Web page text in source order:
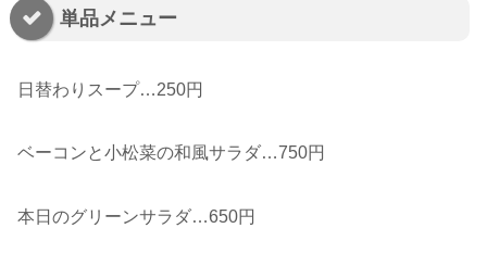
単品メニュー
日替わりスープ…250円
ベーコンと小松菜の和風サラダ…750円
本日のグリーンサラダ…650円